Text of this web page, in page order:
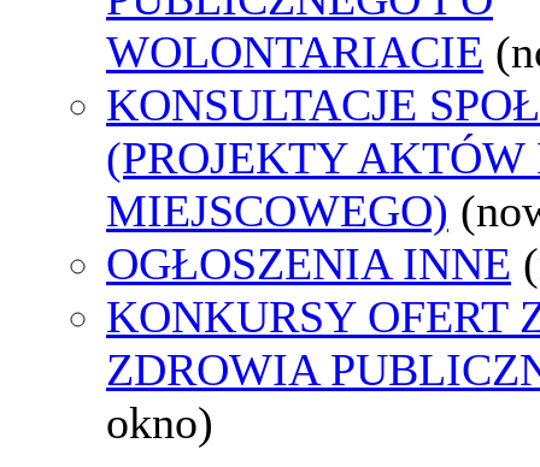
WOLONTARIACIE
KONSULTACJE
(PROJEKTY AKTÓW
MIEJSCOWEGO)
OGŁOSZENIA INNE
KONKURSY OFERT
ZDROWIA
okno)